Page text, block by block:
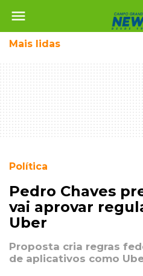
menu
Mais lidas
Política
Pedro Chaves
vai aprovar
Uber
Proposta cria regras
de aplicativos como